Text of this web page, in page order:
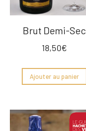
Brut Demi-Sec
18,50€
Ajouter au panier